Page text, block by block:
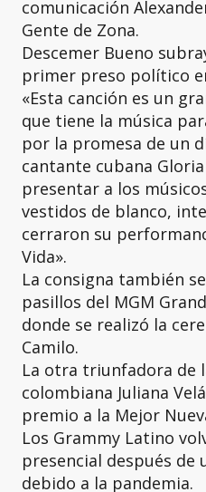
comunicación
Gente de Zona.
Descemer Bueno
primer preso político
«Esta canción es un
que tiene la música
por la promesa de un
cantante cubana
presentar a los
vestidos de blanco,
cerraron su
Vida».
La consigna también
pasillos del MGM
donde se realizó la
Camilo.
La otra triunfadora de
colombiana Juliana
premio a la Mejor
Los Grammy Latino
presencial después de
debido a la pandemia.